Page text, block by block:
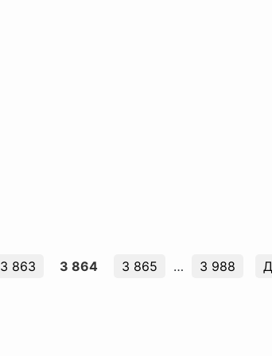
3 863 3 864 3 865 … 3 988